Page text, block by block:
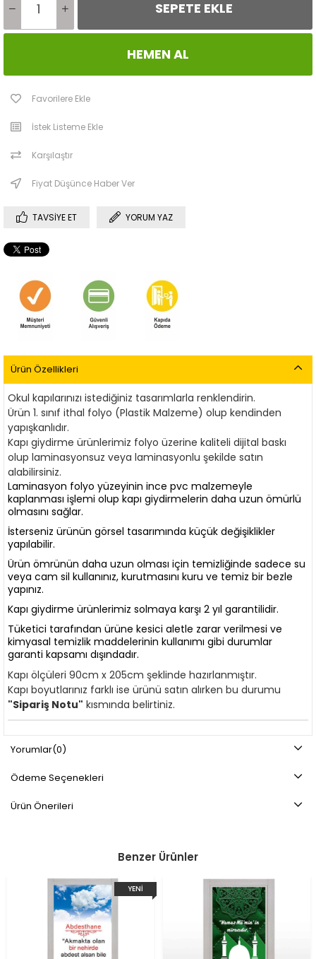
Favorilere Ekle
İstek Listeme Ekle
Karşılaştır
Fiyat Düşünce Haber Ver
TAVSIYE ET YORUM YAZ
Ürün Özellikleri
Okul kapılarınızı istediğiniz tasarımlarla renklendirin.
Ürün 1. sınıf ithal folyo (Plastik Malzeme) olup kendinden
yapışkanlıdır.
Kapı giydirme ürünlerimiz folyo üzerine kaliteli dijital baskı
olup laminasyonsuz veya laminasyonlu şekilde satın
alabilirsiniz.
Laminasyon folyo yüzeyinin ince pvc malzemeyle
kaplanması işlemi olup kapı giydirmelerin daha uzun ömürlü
olmasını sağlar.
İsterseniz ürünün görsel tasarımında küçük değişiklikler
yapılabilir.
Ürün ömrünün daha uzun olması için temizliğinde sadece su
veya cam sil kullanınız, kurutmasını kuru ve temiz bir bezle
yapınız.
Kapı giydirme ürünlerimiz solmaya karşı 2 yıl garantilidir.
Tüketici tarafından ürüne kesici aletle zarar verilmesi ve
kimyasal temizlik maddelerinin kullanımı gibi durumlar
garanti kapsamı dışındadır.
Kapı ölçüleri 90cm x 205cm şeklinde hazırlanmıştır.
Kapı boyutlarınız farklı ise ürünü satın alırken bu durumu
"Sipariş Notu" kısmında belirtiniz.
Yorumlar(0)
Ödeme Seçenekleri
Ürün Önerileri
Benzer Ürünler
YENI